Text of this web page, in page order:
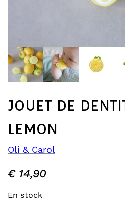
JOUET DE
LEMON
Oli & Carol
€14,90
En stock